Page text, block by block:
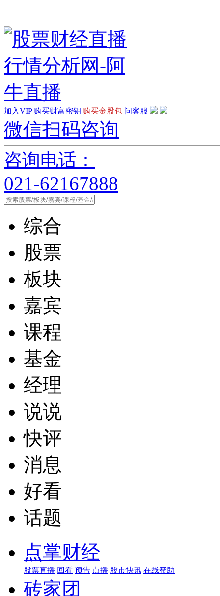
加入VIP 购买财富密钥 购买金股包 问客服
微信扫码咨询
咨询电话：
021-62167888
综合
股票
板块
嘉宾
课程
基金
经理
说说
快评
消息
好看
话题
点掌财经
股票直播 回看 预告 点播 股市快讯 在线帮助
砖家团